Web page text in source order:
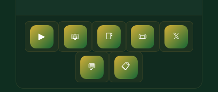
▶ 📖 📑 📜 𝕏
💬 📋